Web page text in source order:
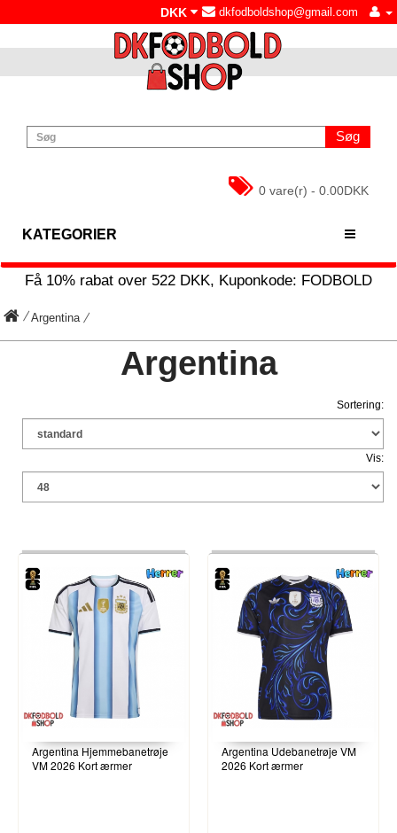
dkfodboldshop@gmail.com
DKK
Søg
0 vare(r) - 0.00DKK
KATEGORIER
Få 10% rabat over 522 DKK, Kuponkode: FODBOLD
Argentina
Argentina
Sortering:
Vis:
Argentina Hjemmebanetrøje
VM 2026 Kort ærmer
Argentina Udebanetrøje VM
2026 Kort ærmer